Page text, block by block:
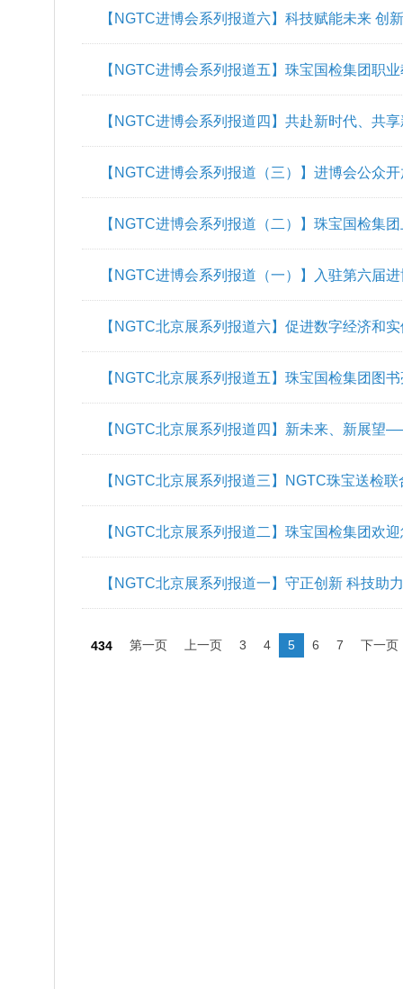
【NGTC进博会系列报道八】臻于至善，行于
【NGTC进博会系列报道七】再赴东方之约 珠
【NGTC进博会系列报道六】科技赋能未来 创
【NGTC进博会系列报道五】珠宝国检集团职
【NGTC进博会系列报道四】共赴新时代、共
【NGTC进博会系列报道（三）】进博会公众
【NGTC进博会系列报道（二）】珠宝国检集
护航
【NGTC进博会系列报道（一）】入驻第六届
【NGTC北京展系列报道六】促进数字经济和
业高质量发展
【NGTC北京展系列报道五】珠宝国检集团图
【NGTC北京展系列报道四】新未来、新展
检测设备参展
【NGTC北京展系列报道三】NGTC珠宝送检
亮相北京展
【NGTC北京展系列报道二】珠宝国检集团欢迎